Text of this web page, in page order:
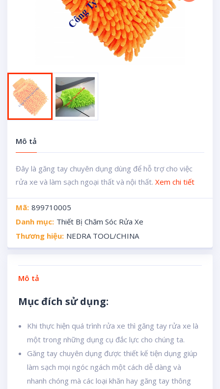
Mô tả
Đây là găng tay chuyên dụng dùng để hỗ trợ cho việc
rửa xe và làm sạch ngoại thất và nội thất. Xem chi tiết
Mã: 899710005
Danh mục: Thiết Bị Chăm Sóc Rửa Xe
Thương hiệu: NEDRA TOOL/CHINA
Mô tả
Mục đích sử dụng:
Khi thực hiện quá trình rửa xe thì găng tay rửa xe là
một trong những dụng cụ đắc lực cho chúng ta.
Găng tay chuyên dụng được thiết kế tiện dụng giúp
làm sạch mọi ngóc ngách một cách dễ dàng và
nhanh chóng mà các loại khăn hay găng tay thông